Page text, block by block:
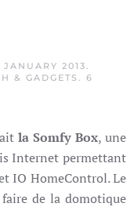
JANUARY 2013
& GADGETS
6
la Somfy Box, une
Internet permettant
IO HomeControl. Le
de la domotique